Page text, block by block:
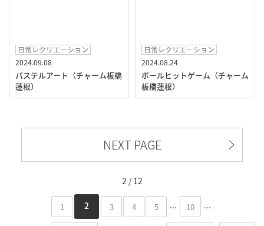
日常レクリエ―ション
2024.09.08
パステルアート（チャーム板橋
蓮根）
日常レクリエ―ション
2024.08.24
ポールヒットゲーム（チャーム
板橋蓮根）
NEXT PAGE
2 / 12
1 2 3 4 5 ... 10 ...